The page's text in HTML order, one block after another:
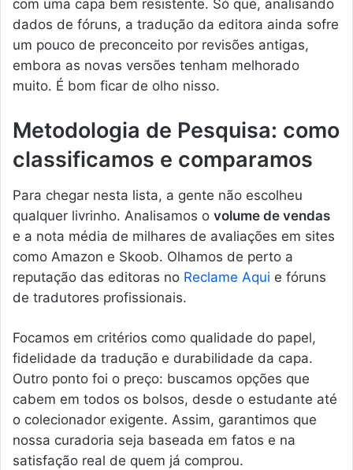
com uma capa bem resistente. Só que, analisando
dados de fóruns, a tradução da editora ainda sofre
um pouco de preconceito por revisões antigas,
embora as novas versões tenham melhorado
muito. É bom ficar de olho nisso.
Metodologia de Pesquisa: como
classificamos e comparamos
Para chegar nesta lista, a gente não escolheu
qualquer livrinho. Analisamos o volume de vendas
e a nota média de milhares de avaliações em sites
como Amazon e Skoob. Olhamos de perto a
reputação das editoras no Reclame Aqui e fóruns
de tradutores profissionais.
Focamos em critérios como qualidade do papel,
fidelidade da tradução e durabilidade da capa.
Outro ponto foi o preço: buscamos opções que
cabem em todos os bolsos, desde o estudante até
o colecionador exigente. Assim, garantimos que
nossa curadoria seja baseada em fatos e na
satisfação real de quem já comprou.